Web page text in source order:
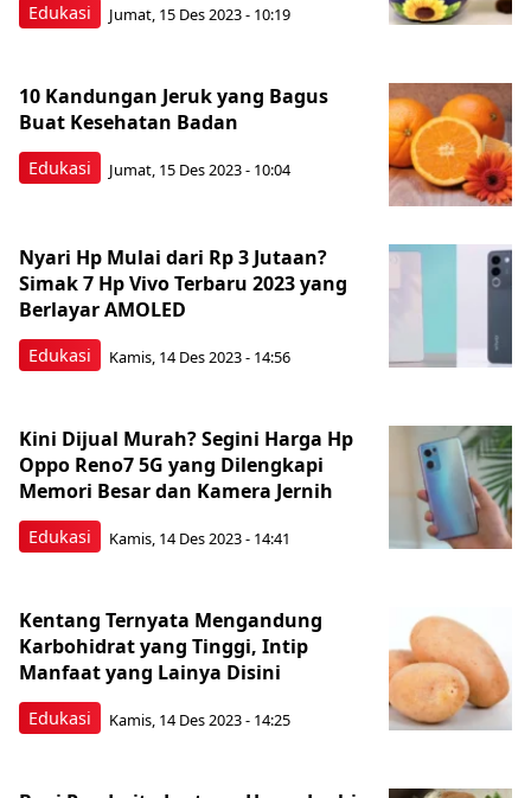
Edukasi Jumat, 15 Des 2023 - 10:19
Edukasi
10 Kandungan Jeruk yang Bagus
Buat Kesehatan Badan
Jumat, 15 Des 2023 - 10:04
Edukasi
Nyari Hp Mulai dari Rp 3 Jutaan?
Simak 7 Hp Vivo Terbaru 2023 yang
Berlayar AMOLED
Kamis, 14 Des 2023 - 14:56
Edukasi
Kini Dijual Murah? Segini Harga Hp
Oppo Reno7 5G yang Dilengkapi
Memori Besar dan Kamera Jernih
Kamis, 14 Des 2023 - 14:41
Edukasi
Kentang Ternyata Mengandung
Karbohidrat yang Tinggi, Intip
Manfaat yang Lainya Disini
Kamis, 14 Des 2023 - 14:25